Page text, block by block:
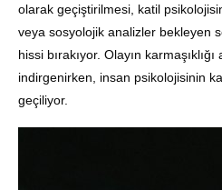
olarak geçiştirilmesi, katil
veya sosyolojik analizler bekleyen
hissi bırakıyor. Olayın
indirgenirken, insan psikolojisinin
geçiliyor.